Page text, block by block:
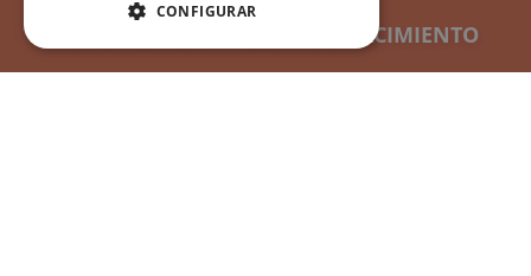
SOLICITAR CERTIFICADO DE NACIMIENTO
Registros Civiles España
Nuestro servicio
CONFIGURAR